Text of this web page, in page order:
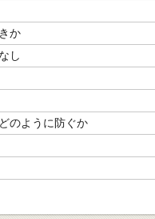
か
し
のように防ぐか